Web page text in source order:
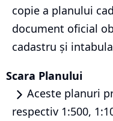
copie a planului
document oficial
cadastru și
Scara Planului
Aceste planuri
respectiv 1:500,